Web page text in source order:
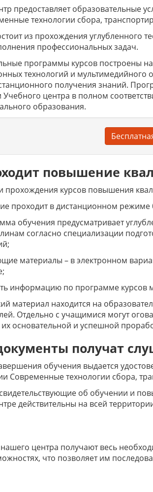
предоставляет образовательные
технологии сбора,
из прохождения углубленного
профессиональных задач.
программы курсов построены
технологий и мультимедийного
получения знаний.
центра в полном
образования.
повышение
прохождения курсов повышения
проходит в дистанционном
обучения предусматривает
согласно специализации
материалы – в электронном
информацию по программе курсов
материал находится на
Отдельно с учащимися могут
основательной и успешной
получат
обучения выдается
Современные технологии сбора,
об обучении и
действительны на всей
центра получают весь
что позволяет им